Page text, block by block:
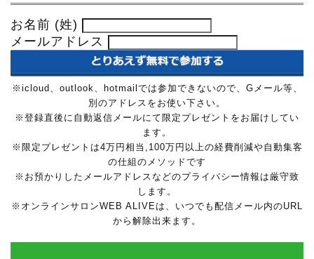
お名前 (姓)
メールアドレス
※icloud、outlook、hotmailでは参加できないので、Gメール等、
別のアドレスをお使い下さい。
※登録直後に自動返信メールにて限定プレゼントをお届けしてい
ます。
※限定プレゼントは4万円相当,100万円以上の経費削減や自動集客
の仕組のメソッドです
※お預かりしたメールアドレスなどのプライバシー情報は厳守致
します。
※オンラインサロンWEB ALIVEは、いつでも配信メール内のURL
から解除出来ます。